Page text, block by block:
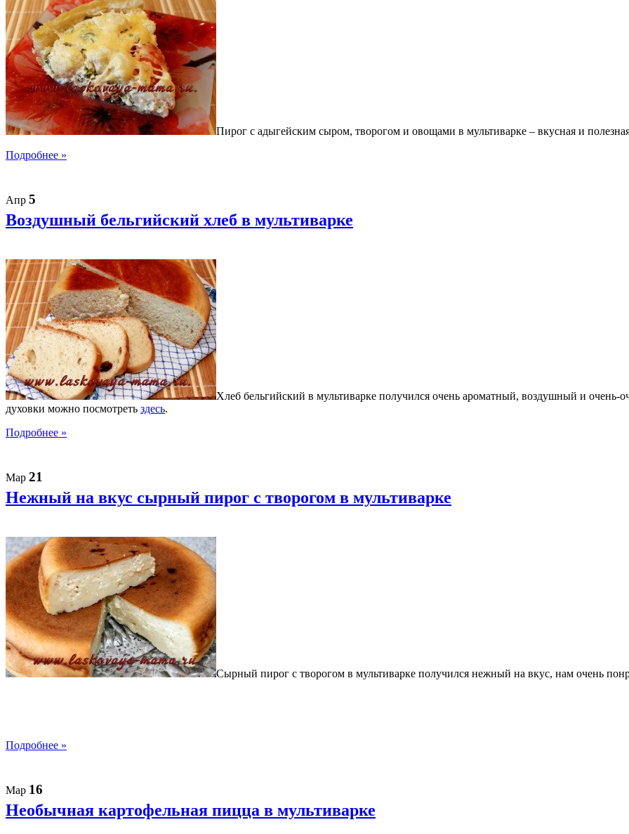
Пирог с адыгейским сыром, творогом и овощами в мультиварке – вкусная и
Подробнее »
Апр 5
Воздушный бельгийский хлеб в мультиварке
Хлеб бельгийский в мультиварке получился очень ароматный, воздушный и очень-
духовки можно посмотреть здесь.
Подробнее »
Мар 21
Нежный на вкус сырный пирог с творогом в мультиварке
Сырный пирог с творогом в мультиварке получился нежный на вкус, нам очень
Подробнее »
Мар 16
Необычная картофельная пицца в мультиварке